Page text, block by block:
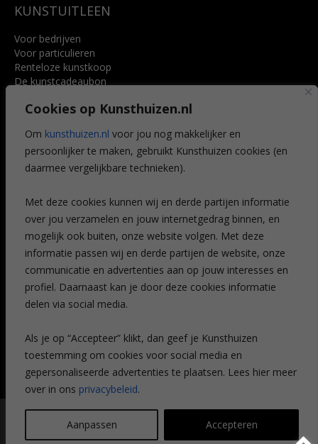
Cookies op Kunsthuizen.nl
Om kunsthuizen.nl voor jou nog makkelijker en
persoonlijker te maken, gebruikt Kunsthuizen cookies (en
daarmee vergelijkbare technieken).
Met deze cookies kunnen wij en derde partijen informatie
over jou verzamelen en jouw internetgedrag binnen, en
mogelijk ook buiten, onze website volgen. Met deze
informatie passen wij en derde partijen de website, onze
communicatie en advertenties aan op jouw interesses en
profiel. Daarnaast kan je door deze cookies informatie
delen via social media.
Als je op “Accepteer” klikt, dan geef je Kunsthuizen
toestemming om cookies voor social media en
gepersonaliseerde advertenties te plaatsen. Lees hier meer
over in ons privacybeleid.
Aanpassen Accepteren
KUNSTUITLEEN
Voor bedrijven
Voor particulieren
Renteloze kunstkoop
De kunstcadeaubon
Voordelen
Veelgestelde vragen
CONTACT
Leiden
Amsterdam
Breda
Favorieten
Mijn art alert
NIEUWSBRIEF
© Kunsthuizen 2026 All rights reserved | Disclaimer|
statement
Legit